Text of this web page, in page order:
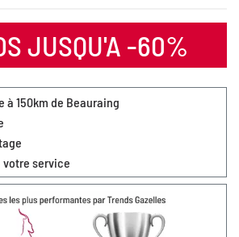
JUSQU'A -60%
150km de Beauraing
votre service